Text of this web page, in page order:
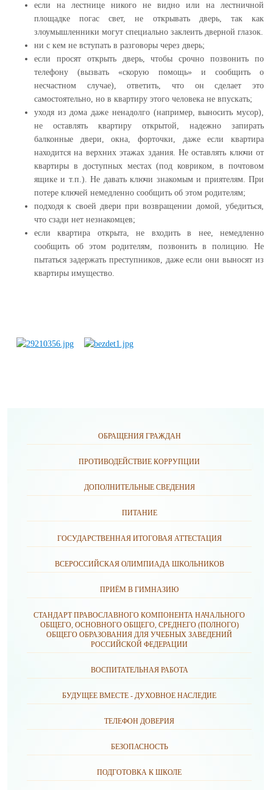
если на лестнице никого не видно или на лестничной
площадке погас свет, не открывать дверь, так как
злоумышленники могут специально заклеить дверной глазок.
ни с кем не вступать в разговоры через дверь;
если просят открыть дверь, чтобы срочно позвонить по
телефону (вызвать «скорую помощь» и сообщить о
несчастном случае), ответить, что он сделает это
самостоятельно, но в квартиру этого человека не впускать;
уходя из дома даже ненадолго (например, выносить мусор),
не оставлять квартиру открытой, надежно запирать
балконные двери, окна, форточки, даже если квартира
находится на верхних этажах здания. Не оставлять ключи от
квартиры в доступных местах (под ковриком, в почтовом
ящике и т.п.). Не давать ключи знакомым и приятелям. При
потере ключей немедленно сообщить об этом родителям;
подходя к своей двери при возвращении домой, убедиться,
что сзади нет незнакомцев;
если квартира открыта, не входить в нее, немедленно
сообщить об этом родителям, позвонить в полицию. Не
пытаться задержать преступников, даже если они выносят из
квартиры имущество.
ОБРАЩЕНИЯ ГРАЖДАН
ПРОТИВОДЕЙСТВИЕ КОРРУПЦИИ
ДОПОЛНИТЕЛЬНЫЕ СВЕДЕНИЯ
ПИТАНИЕ
ГОСУДАРСТВЕННАЯ ИТОГОВАЯ АТТЕСТАЦИЯ
ВСЕРОССИЙСКАЯ ОЛИМПИАДА ШКОЛЬНИКОВ
ПРИЁМ В ГИМНАЗИЮ
СТАНДАРТ ПРАВОСЛАВНОГО КОМПОНЕНТА НАЧАЛЬНОГО
ОБЩЕГО, ОСНОВНОГО ОБЩЕГО, СРЕДНЕГО (ПОЛНОГО)
ОБЩЕГО ОБРАЗОВАНИЯ ДЛЯ УЧЕБНЫХ ЗАВЕДЕНИЙ
РОССИЙСКОЙ ФЕДЕРАЦИИ
ВОСПИТАТЕЛЬНАЯ РАБОТА
БУДУЩЕЕ ВМЕСТЕ - ДУХОВНОЕ НАСЛЕДИЕ
ТЕЛЕФОН ДОВЕРИЯ
БЕЗОПАСНОСТЬ
ПОДГОТОВКА К ШКОЛЕ